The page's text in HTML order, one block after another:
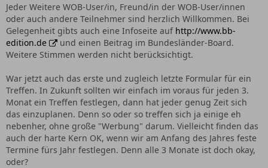
Jeder Weitere WOB-User/in, Freund/in der WOB-User/innen
oder auch andere Teilnehmer sind herzlich Willkommen. Bei
Gelegenheit gibts auch eine Infoseite auf http://www.bb-
edition.de
und einen Beitrag im Bundesländer-Board.
Weitere Stimmen werden nicht berücksichtigt.
War jetzt auch das erste und zugleich letzte Formular für ein
Treffen. In Zukunft sollten wir einfach im voraus für jeden 3.
Monat ein Treffen festlegen, dann hat jeder genug Zeit sich
das einzuplanen. Denn so oder so treffen sich ja einige eh
nebenher, ohne große "Werbung" darum. Vielleicht finden das
auch der harte Kern OK, wenn wir am Anfang des Jahres feste
Termine fürs Jahr festlegen. Denn alle 3 Monate ist doch okay,
oder?